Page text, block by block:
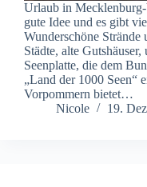
Urlaub in
gute Idee und es gibt
Wunderschöne Strände
Städte, alte
Seenplatte, die dem
„Land der 1000 Seen“
Vorpommern bietet…
Nicole
19.